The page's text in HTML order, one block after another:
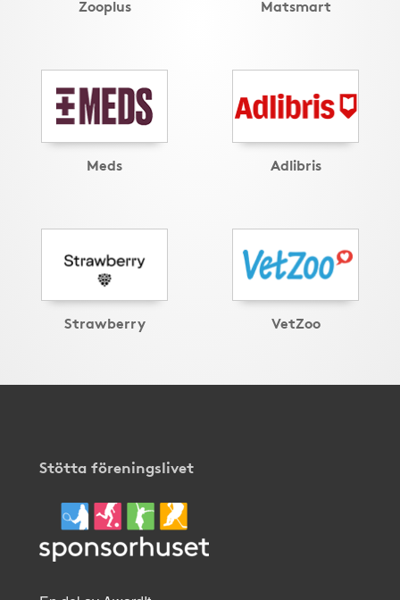
Zooplus Matsmart
Meds Adlibris
Strawberry VetZoo
Stötta föreningslivet